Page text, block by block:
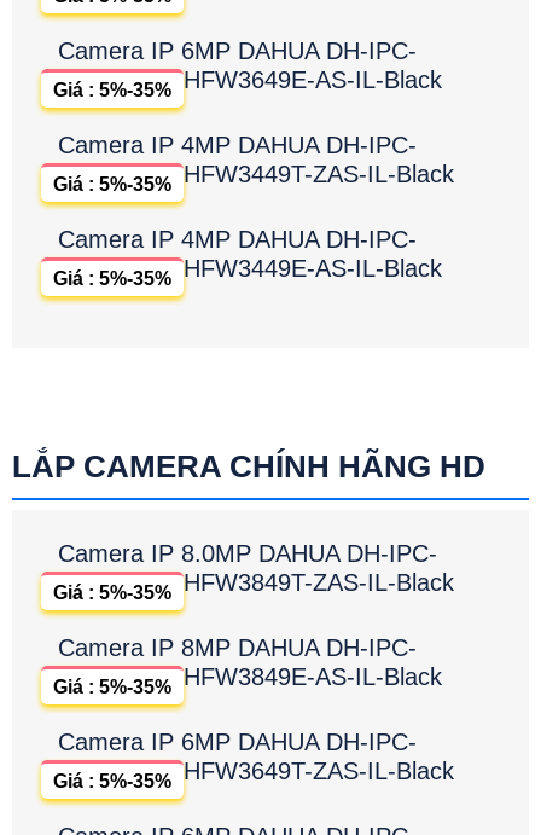
Camera IP 6MP DAHUA DH-IPC-
HFW3649E-AS-IL-Black
Giá : 5%-35%
Camera IP 4MP DAHUA DH-IPC-
HFW3449T-ZAS-IL-Black
Giá : 5%-35%
Camera IP 4MP DAHUA DH-IPC-
HFW3449E-AS-IL-Black
Giá : 5%-35%
LẮP CAMERA CHÍNH HÃNG HD
Camera IP 8.0MP DAHUA DH-IPC-
HFW3849T-ZAS-IL-Black
Giá : 5%-35%
Camera IP 8MP DAHUA DH-IPC-
HFW3849E-AS-IL-Black
Giá : 5%-35%
Camera IP 6MP DAHUA DH-IPC-
HFW3649T-ZAS-IL-Black
Giá : 5%-35%